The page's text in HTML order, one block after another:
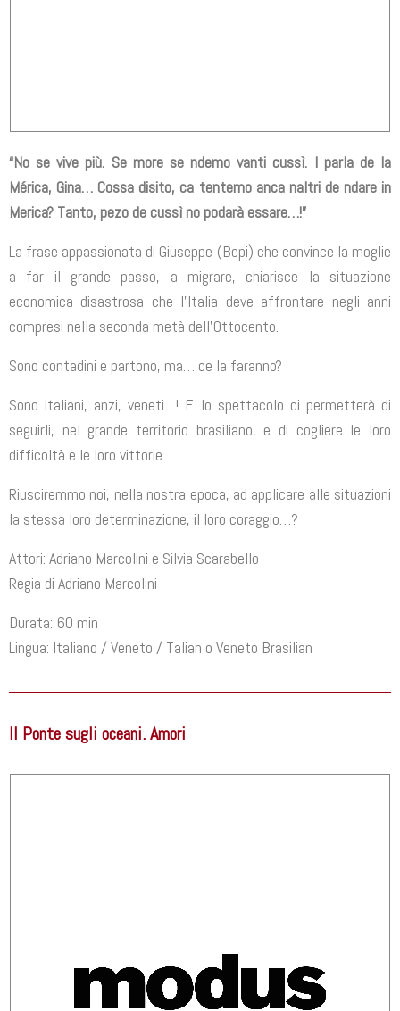
“No se vive più. Se more se ndemo vanti cussì. I parla de la
Mérica, Gina… Cossa disito, ca tentemo anca naltri de ndare in
Merica? Tanto, pezo de cussì no podarà essare…!”
La frase appassionata di Giuseppe (Bepi) che convince la moglie
a far il grande passo, a migrare, chiarisce la situazione
economica disastrosa che l’Italia deve affrontare negli anni
compresi nella seconda metà dell’Ottocento.
Sono contadini e partono, ma… ce la faranno?
Sono italiani, anzi, veneti…! E lo spettacolo ci permetterà di
seguirli, nel grande territorio brasiliano, e di cogliere le loro
difficoltà e le loro vittorie.
Riusciremmo noi, nella nostra epoca, ad applicare alle situazioni
la stessa loro determinazione, il loro coraggio…?
Attori: Adriano Marcolini e Silvia Scarabello
Regia di Adriano Marcolini
Durata: 60 min
Lingua: Italiano / Veneto / Talian o Veneto Brasilian
Il Ponte sugli oceani. Amori